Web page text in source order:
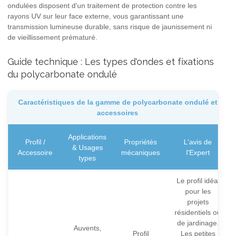
ondulées disposent d'un traitement de protection contre les
rayons UV sur leur face externe, vous garantissant une
transmission lumineuse durable, sans risque de jaunissement ni
de vieillissement prématuré.
Guide technique : Les types d'ondes et fixations
du polycarbonate ondulé
Caractéristiques de la gamme de polycarbonate ondulé et
accessoires
Profil /
Accessoire
Applications
& Usages
types
Propriétés
mécaniques
L'avis de
l'Expert
Auvents,
Profil
Le profil idéal
pour les
projets
résidentiels ou
de jardinage.
Les petites